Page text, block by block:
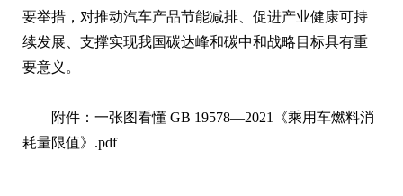
要举措，对推动汽车产品节能减排、促进产业健康可持
续发展、支撑实现我国碳达峰和碳中和战略目标具有重
要意义。
附件： 一张图看懂 GB 19578—2021《乘用车燃料消
耗量限值》.pdf